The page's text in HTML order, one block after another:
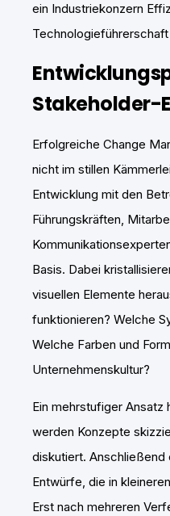
ein Industriekonzern
Stakeholder-
Erfolgreiche Change
nicht im stillen
Entwicklung mit den
Führungskräften,
Basis. Dabei
visuellen Elemente
funktionieren? Welche
Welche Farben und
Unternehmenskultur?
Ein mehrstufiger Ansatz
werden Konzepte
diskutiert. Anschließend
Entwürfe, die in
Erst nach mehreren